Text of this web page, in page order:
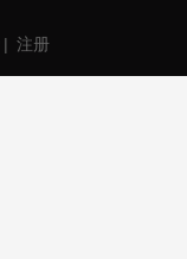
| 注册